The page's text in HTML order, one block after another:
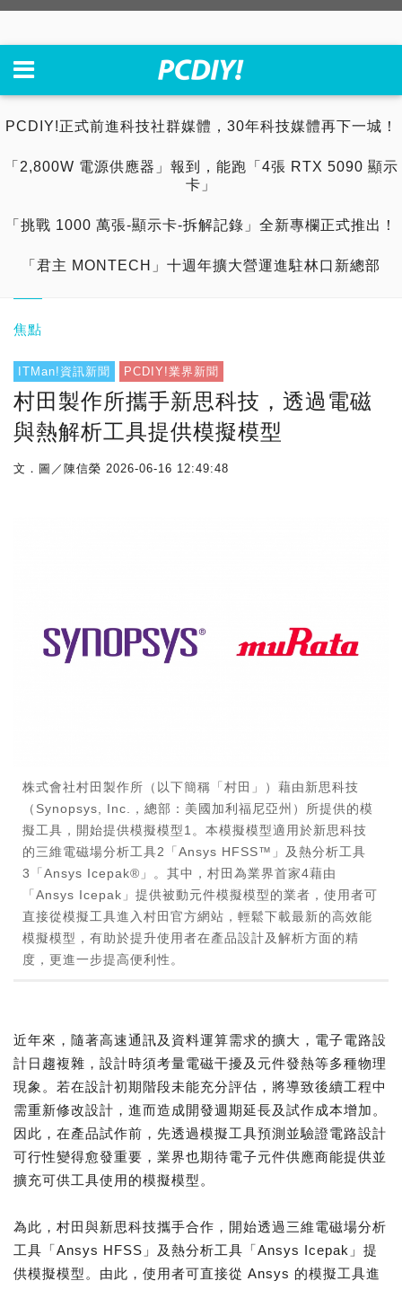
PCDIY!正式前進科技社群媒體，30年科技媒體再下一城！
「2,800W 電源供應器」報到，能跑「4張 RTX 5090 顯示
卡」
「挑戰 1000 萬張-顯示卡-拆解記錄」全新專欄正式推出！
「君主 MONTECH」十週年擴大營運進駐林口新總部
焦點
ITMan!資訊新聞 PCDIY!業界新聞
村田製作所攜手新思科技，透過電磁
與熱解析工具提供模擬模型
文．圖／陳信榮 2026-06-16 12:49:48
株式會社村田製作所（以下簡稱「村田」）藉由新思科技
（Synopsys, Inc.，總部：美國加利福尼亞州）所提供的模
擬工具，開始提供模擬模型1。本模擬模型適用於新思科技
的三維電磁場分析工具2「Ansys HFSS™」及熱分析工具
3「Ansys Icepak®」。其中，村田為業界首家4藉由
「Ansys Icepak」提供被動元件模擬模型的業者，使用者可
直接從模擬工具進入村田官方網站，輕鬆下載最新的高效能
模擬模型，有助於提升使用者在產品設計及解析方面的精
度，更進一步提高便利性。
近年來，隨著高速通訊及資料運算需求的擴大，電子電路設
計日趨複雜，設計時須考量電磁干擾及元件發熱等多種物理
現象。若在設計初期階段未能充分評估，將導致後續工程中
需重新修改設計，進而造成開發週期延長及試作成本增加。
因此，在產品試作前，先透過模擬工具預測並驗證電路設計
可行性變得愈發重要，業界也期待電子元件供應商能提供並
擴充可供工具使用的模擬模型。
為此，村田與新思科技攜手合作，開始透過三維電磁場分析
工具「Ansys HFSS」及熱分析工具「Ansys Icepak」提
供模擬模型。由此，使用者可直接從 Ansys 的模擬工具進